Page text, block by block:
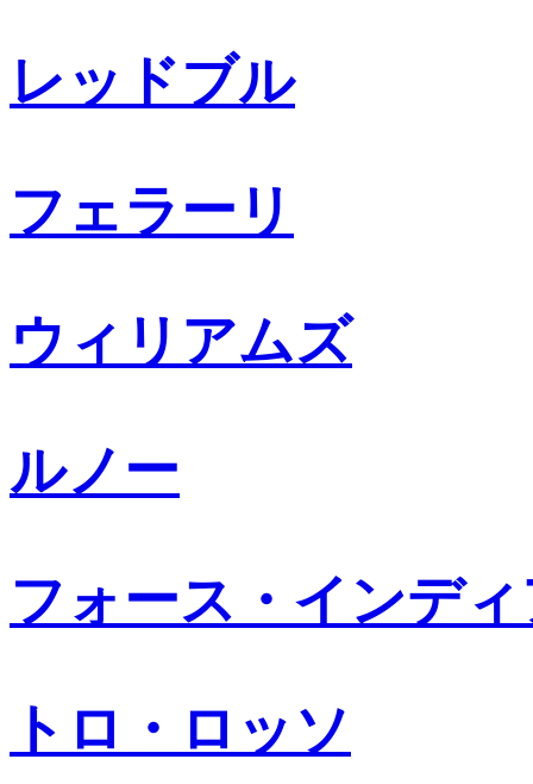
レッドブル
フェラーリ
ウィリアムズ
ルノー
フォース・インデ
トロ・ロッソ